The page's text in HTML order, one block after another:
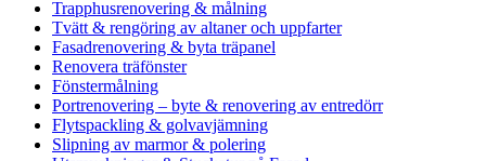
Trapphusrenovering & målning
Tvätt & rengöring av altaner och uppfarter
Fasadrenovering & byta träpanel
Renovera träfönster
Fönstermålning
Portrenovering – byte & renovering av entredörr
Flytspackling & golvavjämning
Slipning av marmor & polering